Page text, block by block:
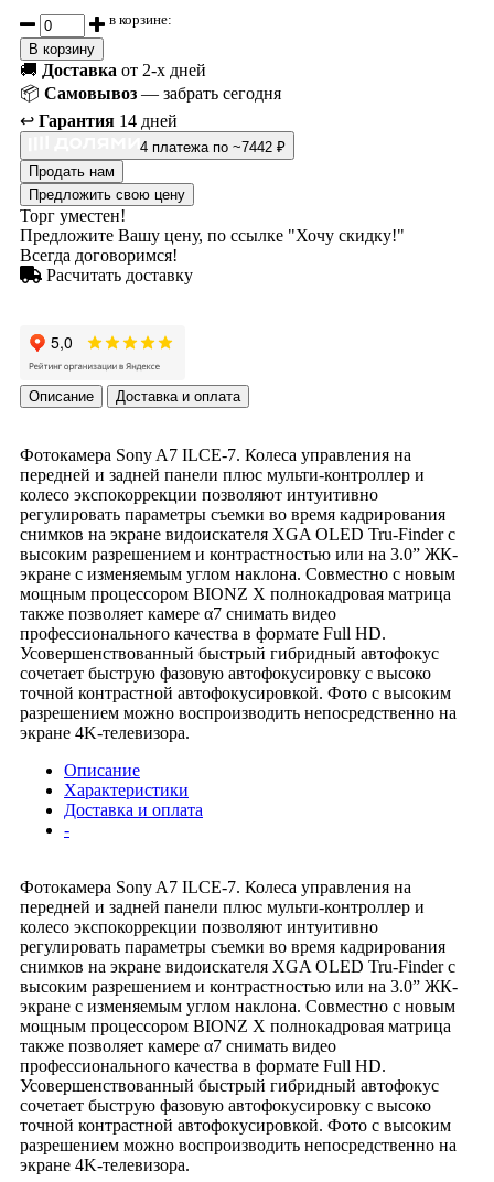
в корзине:
В корзину
🚚 Доставка от 2-х дней
📦 Самовывоз — забрать сегодня
↩️ Гарантия 14 дней
4 платежа по ~7442 ₽
Продать нам
Предложить свою цену
Торг уместен!
Предложите Вашу цену, по ссылке "Хочу скидку!"
Всегда договоримся!
Расчитать доставку
Описание Доставка и оплата
Фотокамера Sony A7 ILCE-7. Колеса управления на
передней и задней панели плюс мульти-контроллер и
колесо экспокоррекции позволяют интуитивно
регулировать параметры съемки во время кадрирования
снимков на экране видоискателя XGA OLED Tru-Finder с
высоким разрешением и контрастностью или на 3.0” ЖК-
экране с изменяемым углом наклона. Совместно с новым
мощным процессором BIONZ X полнокадровая матрица
также позволяет камере α7 снимать видео
профессионального качества в формате Full HD.
Усовершенствованный быстрый гибридный автофокус
сочетает быструю фазовую автофокусировку с высоко
точной контрастной автофокусировкой. Фото с высоким
разрешением можно воспроизводить непосредственно на
экране 4K-телевизора.
Описание
Характеристики
Доставка и оплата
-
Фотокамера Sony A7 ILCE-7. Колеса управления на
передней и задней панели плюс мульти-контроллер и
колесо экспокоррекции позволяют интуитивно
регулировать параметры съемки во время кадрирования
снимков на экране видоискателя XGA OLED Tru-Finder с
высоким разрешением и контрастностью или на 3.0” ЖК-
экране с изменяемым углом наклона. Совместно с новым
мощным процессором BIONZ X полнокадровая матрица
также позволяет камере α7 снимать видео
профессионального качества в формате Full HD.
Усовершенствованный быстрый гибридный автофокус
сочетает быструю фазовую автофокусировку с высоко
точной контрастной автофокусировкой. Фото с высоким
разрешением можно воспроизводить непосредственно на
экране 4K-телевизора.